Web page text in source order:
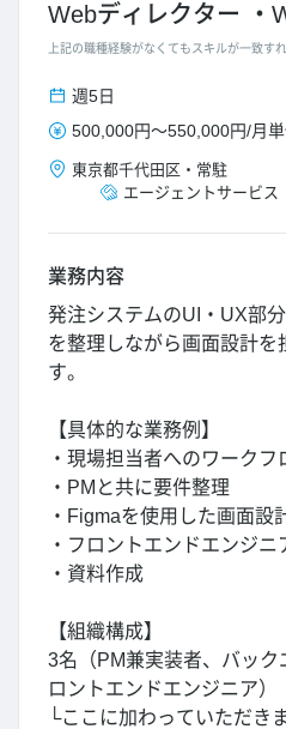
Webディレクター
上記の職種経験がなくてもスキルが一致す
週5日
500,000円～550,000円/月
東京都千代田区 ・ 常駐
エージェントサービス
業務内容
発注システムのUI・UX部
を整理しながら画面設計を
す。
【具体的な業務例】
・現場担当者へのワーク
・PMと共に要件整理
・Figmaを使用した画面設
・フロントエンドエンジニ
・資料作成
【組織構成】
3名（PM兼実装者、バック
ロントエンドエンジニア）
└ここに加わっていただき